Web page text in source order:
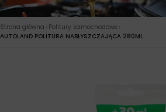
Strona główna › Politury samochodowe ›
AUTOLAND POLITURA NABŁYSZCZAJĄCA 280ML